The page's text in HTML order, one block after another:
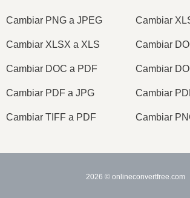
Cambiar PNG a JPEG Cambiar
Cambiar XLSX a XLS Cambiar
Cambiar DOC a PDF Cambiar
Cambiar PDF a JPG Cambiar
Cambiar TIFF a PDF Cambiar
2026 © onlineconvertfree.com